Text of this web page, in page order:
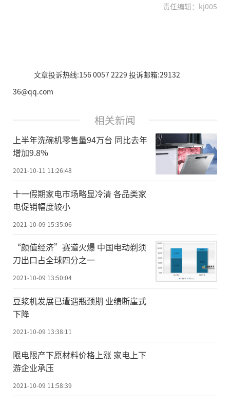
责任编辑：kj005
文章投诉热线:156 0057 2229 投诉邮箱:29132
36@qq.com
相关新闻
上半年洗碗机零售量94万台 同比去年
增加9.8%
2021-10-11 11:26:48
十一假期家电市场略显冷清 各品类家
电促销幅度较小
2021-10-09 15:35:06
“颜值经济”赛道火爆 中国电动剃须
刀出口占全球四分之一
2021-10-09 13:50:04
豆浆机发展已遭遇瓶颈期 业绩断崖式
下降
2021-10-09 13:38:11
限电限产下原材料价格上涨 家电上下
游企业承压
2021-10-09 11:58:39